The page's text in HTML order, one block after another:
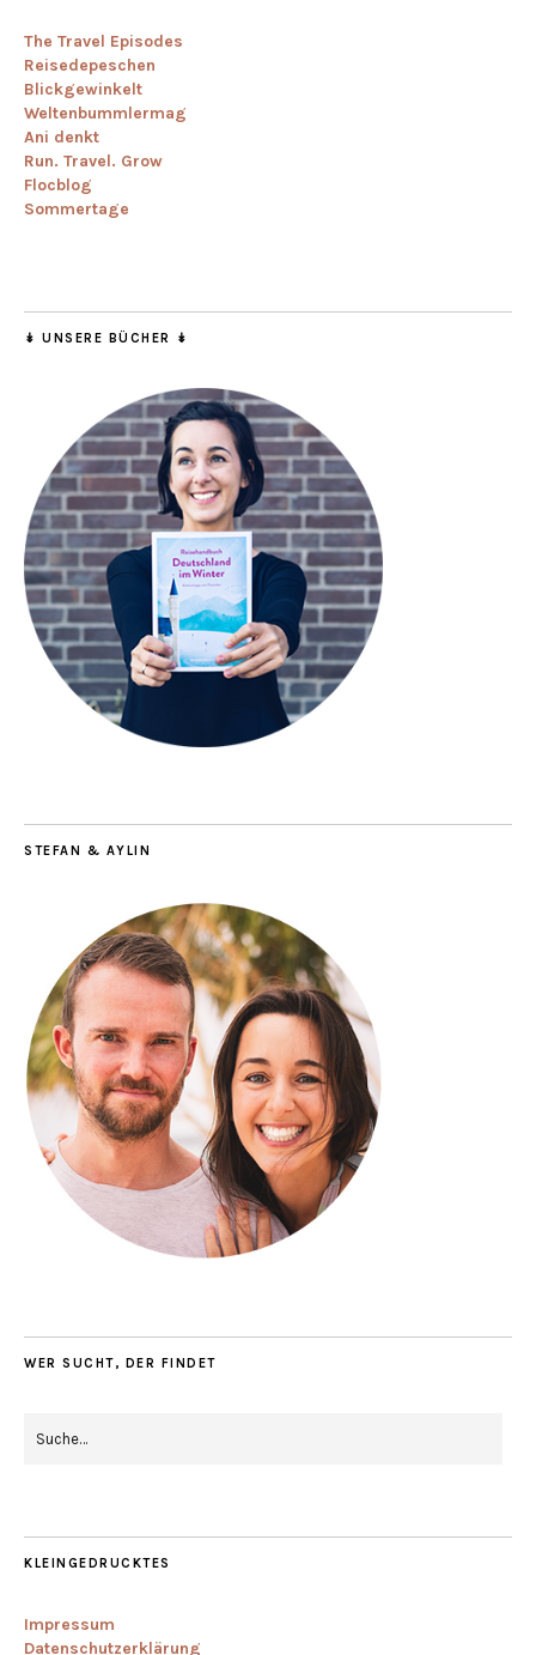
The Travel Episodes
Reisedepeschen
Blickgewinkelt
Weltenbummlermag
Ani denkt
Run. Travel. Grow
Flocblog
Sommertage
↡ UNSERE BÜCHER ↡
STEFAN & AYLIN
WER SUCHT, DER FINDET
KLEINGEDRUCKTES
Impressum
Datenschutzerklärung